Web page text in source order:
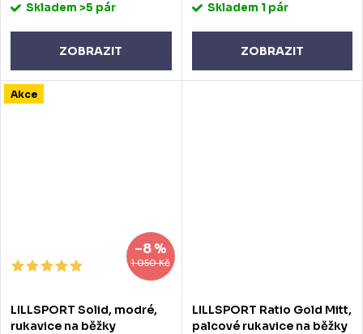
Skladem >5 pár
ZOBRAZIT
Skladem 1 pár
ZOBRAZIT
Akce
1 050 Kč
–8 %
LILLSPORT Solid, modré,
rukavice na běžky
LILLSPORT Ratio Gold Mitt,
palcové rukavice na běžky